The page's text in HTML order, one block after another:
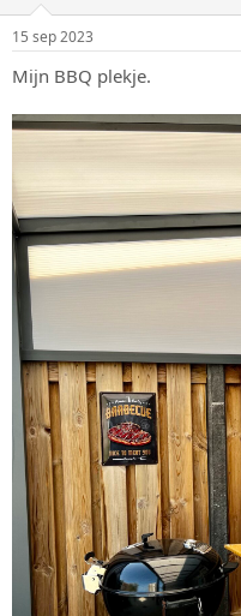
i
n
g
e
n
15 sep 2023
Mijn BBQ plekje.